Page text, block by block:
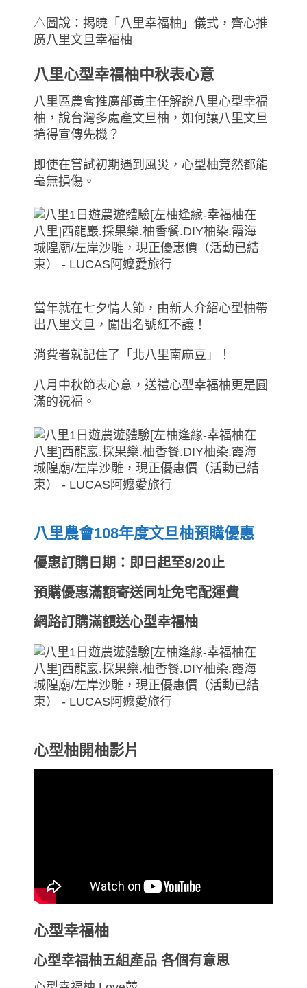
△圖說：揭曉「八里幸福柚」儀式，齊心推
廣八里文旦幸福柚
八里心型幸福柚中秋表心意
八里區農會推廣部黃主任解說八里心型幸福
柚，說台灣多處產文旦柚，如何讓八里文旦
搶得宣傳先機？
即使在嘗試初期遇到風災，心型柚竟然都能
毫無損傷。
當年就在七夕情人節，由新人介紹心型柚帶
出八里文旦，闖出名號紅不讓！
消費者就記住了「北八里南麻豆」！
八月中秋節表心意，送禮心型幸福柚更是圓
滿的祝福。
八里農會108年度文旦柚預購優惠
優惠訂購日期：即日起至8/20止
預購優惠滿額寄送同址免宅配運費
網路訂購滿額送心型幸福柚
心型柚開柚影片
心型幸福柚
心型幸福柚五組產品 各個有意思